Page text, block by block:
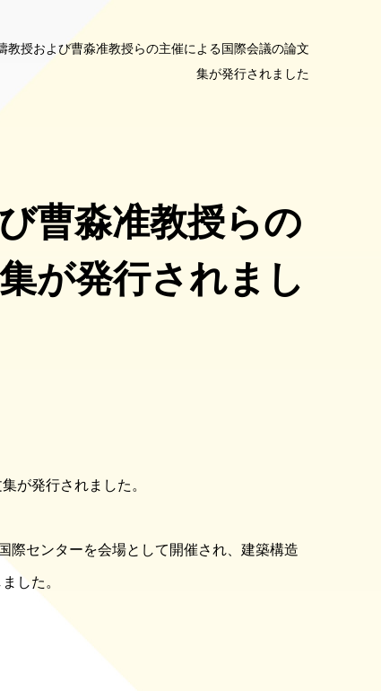
教授および曹淼准教授らの主催による国際会議の論文
集が発行されました
曹淼准教授らの
が発行されまし
が発行されました。
際センターを会場として開催され、建築構造
した。